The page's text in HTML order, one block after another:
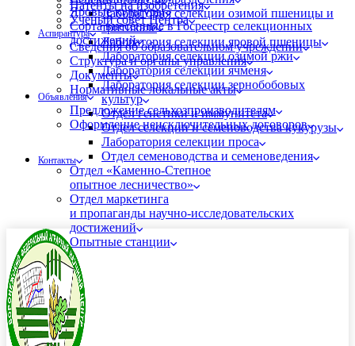
Лаборатория селекции озимой пшеницы и
тритикале
Лаборатория селекции яровой пшеницы
Лаборатория селекции озимой ржи
Лаборатория селекции ячменя
Лаборатория селекции зернобобовых
культур
Отдел генетики и иммунитета
Отдел селекции и семеноводства кукурузы
Лаборатория селекции проса
Отдел семеноводства и семеноведения
Отдел «Каменно-Степное
опытное лесничество»
Отдел маркетинга
и пропаганды научно-исследовательских
достижений
Опытные станции
Патенты на изобретения
Ученый совет Центра
Яровые культуры
Сорта внесённые в Госреестр селекционных
достижений
Аспирантура
Сведения об образовательном учреждении
Структура и органы управления
Документы
Нормативные локальные акты
Объявления
Предложение сельхозпроизводителям
Оформление неисключительных договоров
Контакты